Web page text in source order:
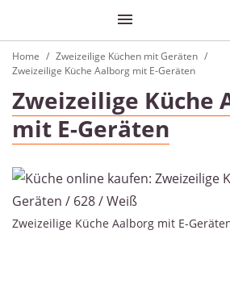
Home
Zweizeilige Küchen mit Geräten
Zweizeilige Küche Aalborg mit E-Geräten
Zweizeilige Küche
mit E-Geräten
Zweizeilige Küche Aalborg mit E-